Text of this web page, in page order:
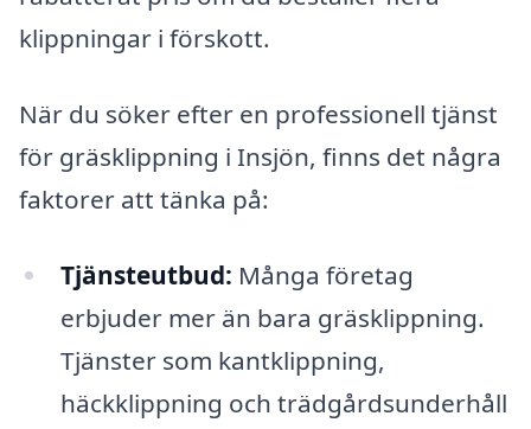
klippningar i förskott.
När du söker efter en professionell tjänst
för gräsklippning i Insjön, finns det några
faktorer att tänka på:
Tjänsteutbud: Många företag
erbjuder mer än bara gräsklippning.
Tjänster som kantklippning,
häckklippning och trädgårdsunderhåll